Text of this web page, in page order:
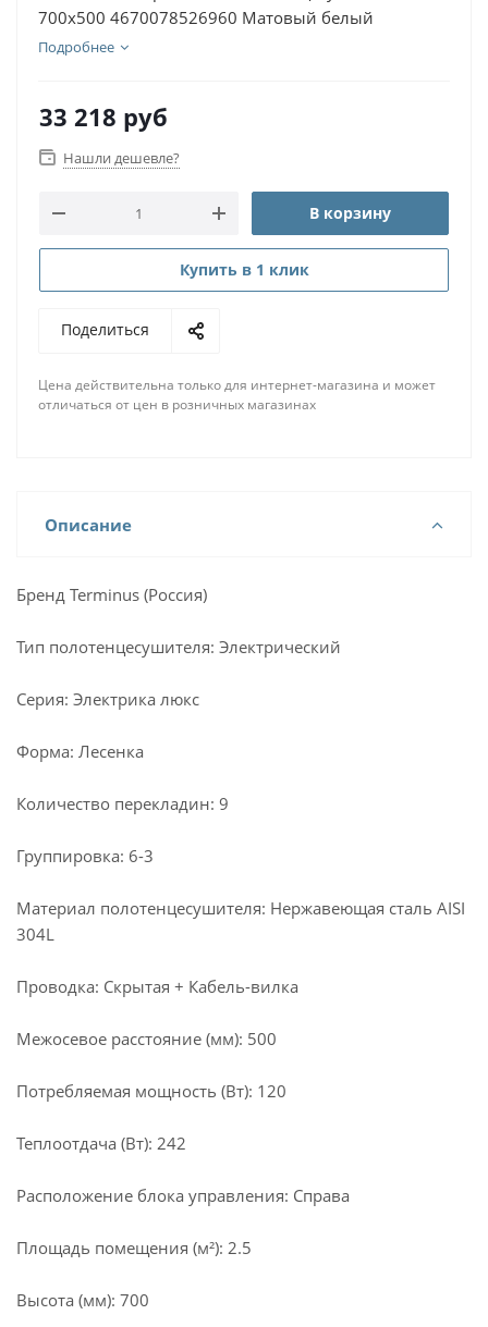
700х500 4670078526960 Матовый белый
Подробнее
33 218 руб
Нашли дешевле?
В корзину
Купить в 1 клик
Поделиться
Цена действительна только для интернет-магазина и может
отличаться от цен в розничных магазинах
Описание
Бренд Terminus (Россия)
Тип полотенцесушителя: Электрический
Серия: Электрика люкс
Форма: Лесенка
Количество перекладин: 9
Группировка: 6-3
Материал полотенцесушителя: Нержавеющая сталь AISI
304L
Проводка: Скрытая + Кабель-вилка
Межосевое расстояние (мм): 500
Потребляемая мощность (Вт): 120
Теплоотдача (Вт): 242
Расположение блока управления: Справа
Площадь помещения (м²): 2.5
Высота (мм): 700